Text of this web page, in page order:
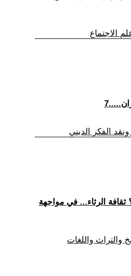
الاجتماع
الفكر الديني
ثقافة الرثاء... في مواجهة
والتراث واللغات